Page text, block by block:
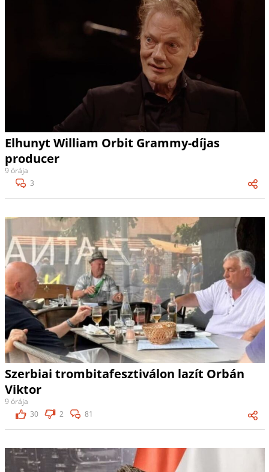
Elhunyt William Orbit Grammy-díjas
producer
9 órája
3
Szerbiai trombitafesztiválon lazít Orbán
Viktor
9 órája
30
2 81